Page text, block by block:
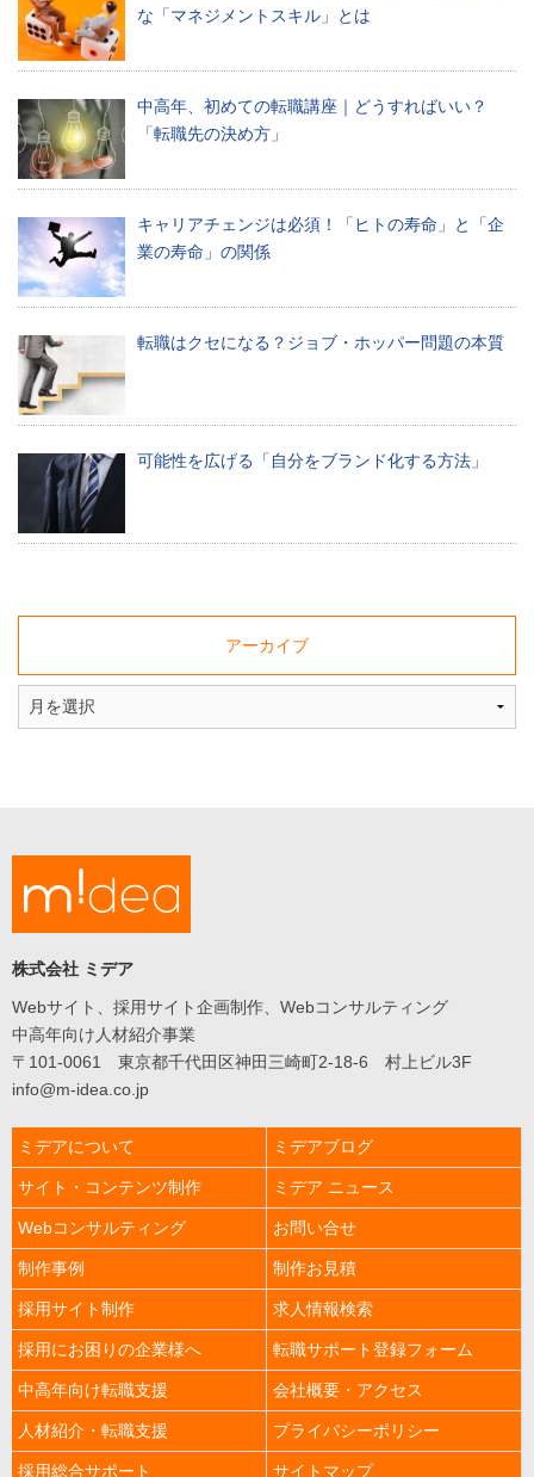
な
か
で
会
っ
た
耳
り
な
情
報
お
届
け
す
で
デ
ア
に
ン
ツ
制
作
コ
ン
サ
ル
作
事
例
works
人
材
紹
介
recruitment
中
高
年
向
け
人
材
紹
な「マネジメントスキル」とは
中高年、初めての転職講座｜どうすればいい？
「転職先の決め方」
キャリアチェンジは必須！「ヒトの寿命」と「企
業の寿命」の関係
転職はクセになる？ジョブ・ホッパー問題の本質
可能性を広げる「自分をブランド化する方法」
アーカイブ
株式会社 ミデア
Webサイト、採用サイト企画制作、Webコンサルティング
中高年向け人材紹介事業
〒101-0061 東京都千代田区神田三崎町2-18-6 村上ビル3F
info@m-idea.co.jp
ミデアについて
サイト・コンテンツ制作
Webコンサルティング
制作事例
採用サイト制作
採用にお困りの企業様へ
中高年向け転職支援
人材紹介・転職支援
採用総合サポート
ミデアブログ
ミデア ニュース
お問い合せ
制作お見積
求人情報検索
転職サポート登録フォーム
会社概要・アクセス
プライバシーポリシー
サイトマップ